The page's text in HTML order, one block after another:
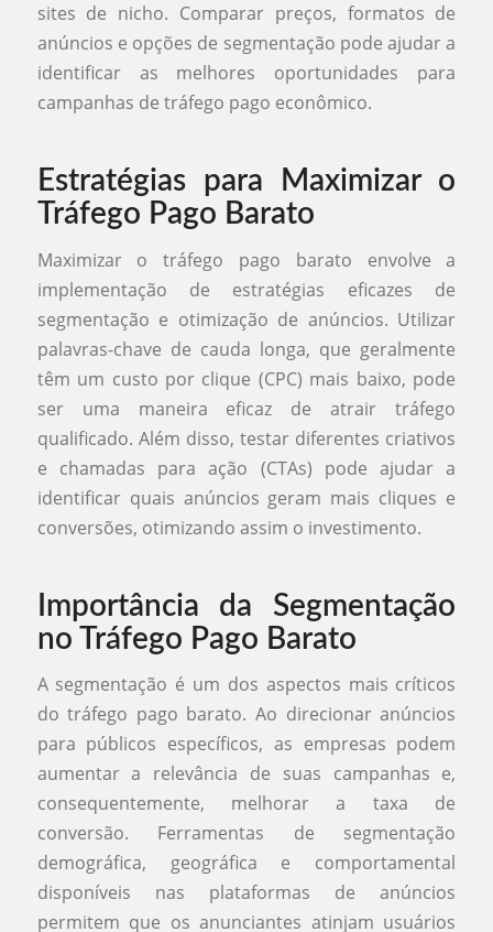
sites de nicho. Comparar preços, formatos de
anúncios e opções de segmentação pode ajudar a
identificar as melhores oportunidades para
campanhas de tráfego pago econômico.
Estratégias para Maximizar o
Tráfego Pago Barato
Maximizar o tráfego pago barato envolve a
implementação de estratégias eficazes de
segmentação e otimização de anúncios. Utilizar
palavras-chave de cauda longa, que geralmente
têm um custo por clique (CPC) mais baixo, pode
ser uma maneira eficaz de atrair tráfego
qualificado. Além disso, testar diferentes criativos
e chamadas para ação (CTAs) pode ajudar a
identificar quais anúncios geram mais cliques e
conversões, otimizando assim o investimento.
Importância da Segmentação
no Tráfego Pago Barato
A segmentação é um dos aspectos mais críticos
do tráfego pago barato. Ao direcionar anúncios
para públicos específicos, as empresas podem
aumentar a relevância de suas campanhas e,
consequentemente, melhorar a taxa de
conversão. Ferramentas de segmentação
demográfica, geográfica e comportamental
disponíveis nas plataformas de anúncios
permitem que os anunciantes atinjam usuários